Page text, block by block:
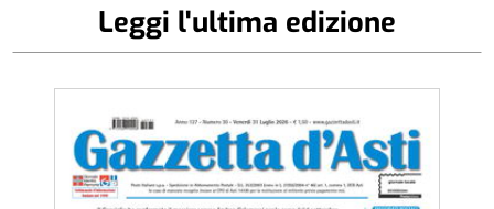
Leggi l'ultima edizione